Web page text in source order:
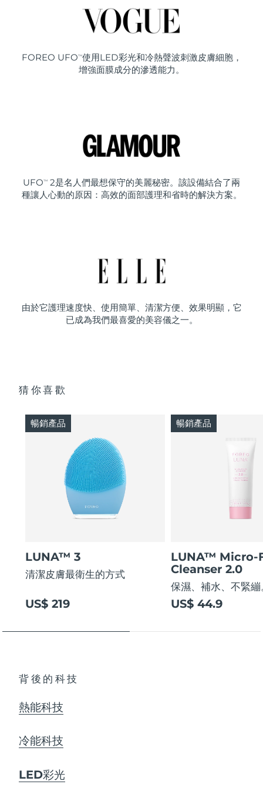
FOREO UFO TM使用LED彩光和冷熱聲波刺激皮膚細胞，
增強面膜成分的滲透能力。
UFO TM
2是名人們最想保守的美麗秘密。該設備結合了兩
種讓人心動的原因：高效的面部護理和省時的解決方案。
由於它護理速度快、使用簡單、清潔方便、效果明顯，它
已成為我們最喜愛的美容儀之一。
猜你喜歡
LUNA™ 3
清潔皮膚最衛生的方式
US$ 219
暢銷產品
LUNA™ Micro-
Cleanser 2.0
保濕、補水、不緊繃
US$ 44.9
暢銷產品
背後的科技
熱能科技
冷能科技
LED彩光